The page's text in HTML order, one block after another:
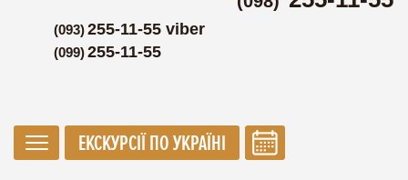
(093)255-11-55 viber
(099)255-11-55
ЕКСКУРСІЇ ПО УКРАЇНІ